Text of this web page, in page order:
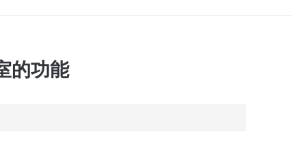
的功能